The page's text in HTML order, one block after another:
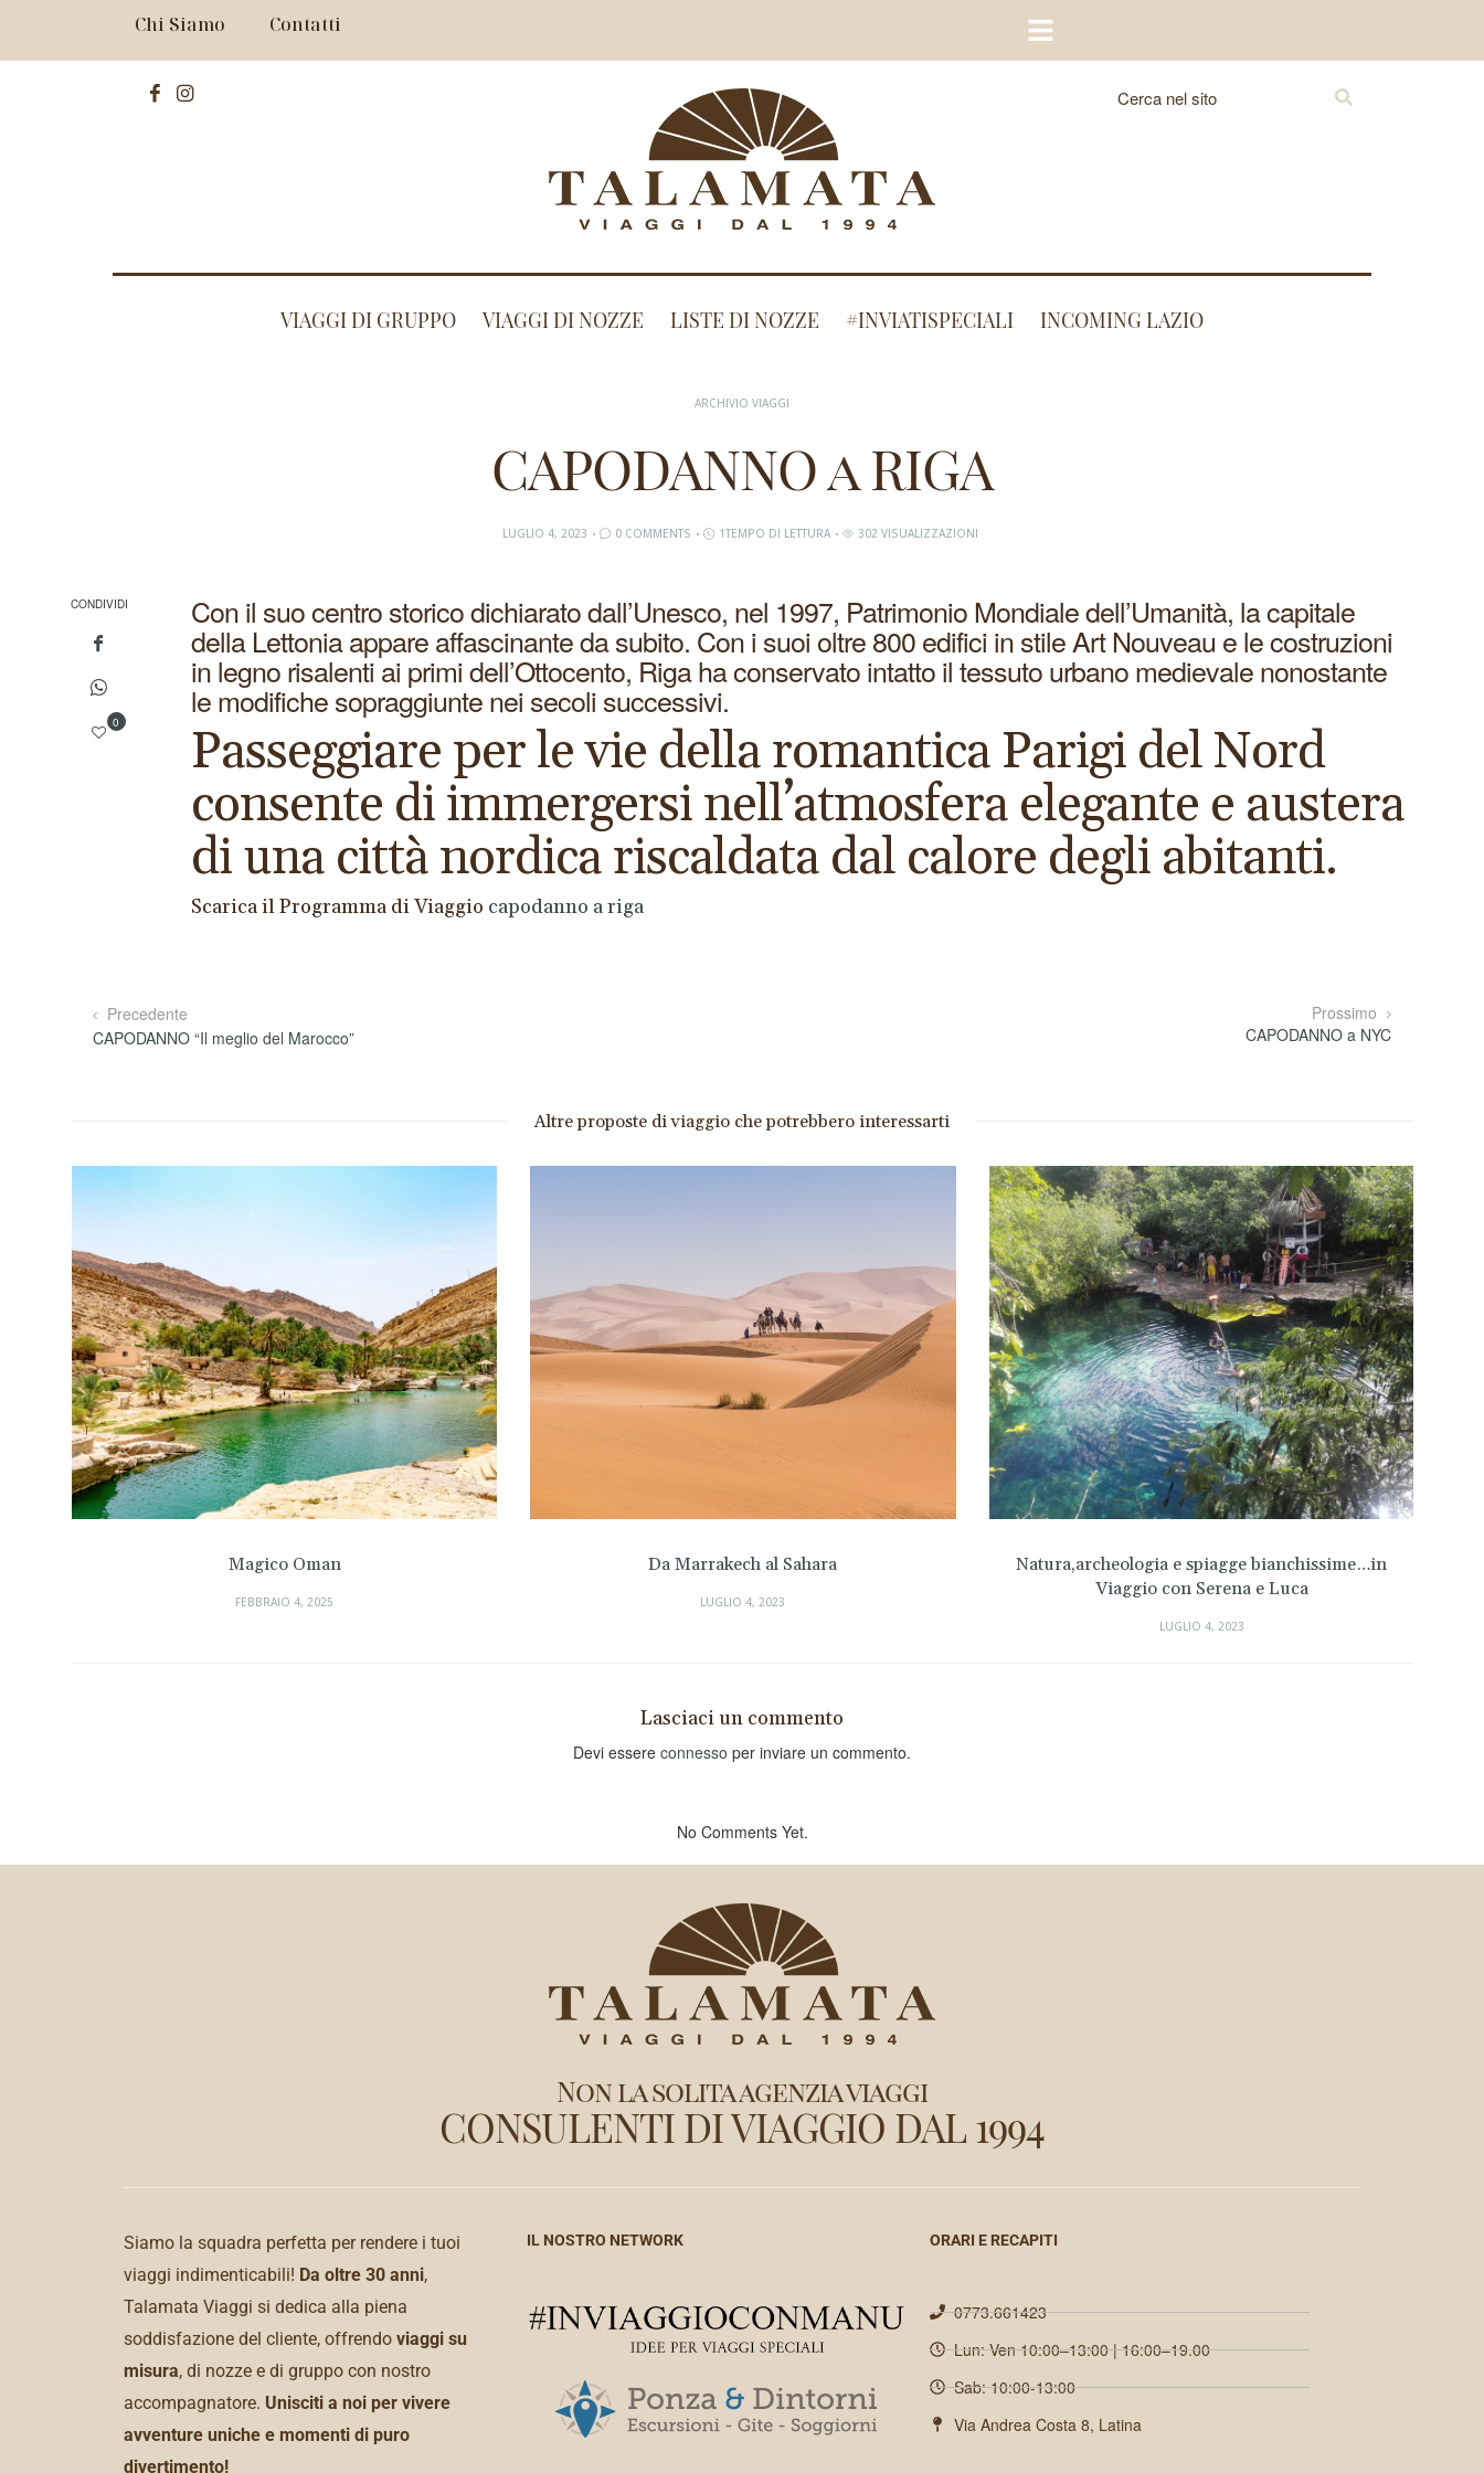
Chi Siamo Contatti
VIAGGI DI GRUPPO VIAGGI DI NOZZE LISTE DI NOZZE #INVIATISPECIALI INCOMING LAZIO
ARCHIVIO VIAGGI
CAPODANNO a RIGA
LUGLIO 4, 2023 0 COMMENTS 1TEMPO DI LETTURA 302 VISUALIZZAZIONI
CONDIVIDI
0
Con il suo centro storico dichiarato dall’Unesco, nel 1997, Patrimonio Mondiale dell’Umanità, la capitale
della Lettonia appare affascinante da subito. Con i suoi oltre 800 edifici in stile Art Nouveau e le costruzioni
in legno risalenti ai primi dell’Ottocento, Riga ha conservato intatto il tessuto urbano medievale nonostante
le modifiche sopraggiunte nei secoli successivi.
Passeggiare per le vie della romantica Parigi del Nord
consente di immergersi nell’atmosfera elegante e austera
di una città nordica riscaldata dal calore degli abitanti.
Scarica il Programma di Viaggio capodanno a riga
Precedente
CAPODANNO “Il meglio del Marocco”
Prossimo
CAPODANNO a NYC
Altre proposte di viaggio che potrebbero interessarti
Da Marrakech al Sahara
Natura,archeologia e spiagge bianchissime…in
Viaggio con Serena e Luca
Lasciaci un commento
Devi essere connesso per inviare un commento.
No Comments Yet.
Non la solita agenzia viaggi
CONSULENTI DI VIAGGIO DAL 1994
Siamo la squadra perfetta per rendere i tuoi
viaggi indimenticabili! Da oltre 30 anni,
Talamata Viaggi si dedica alla piena
soddisfazione del cliente, offrendo viaggi su
misura, di nozze e di gruppo con nostro
accompagnatore. Unisciti a noi per vivere
avventure uniche e momenti di puro
divertimento!
IL NOSTRO NETWORK ORARI E RECAPITI
0773.661423
Lun: Ven 10:00–13:00 | 16:00–19.00
Sab: 10:00-13:00
Via Andrea Costa 8, Latina